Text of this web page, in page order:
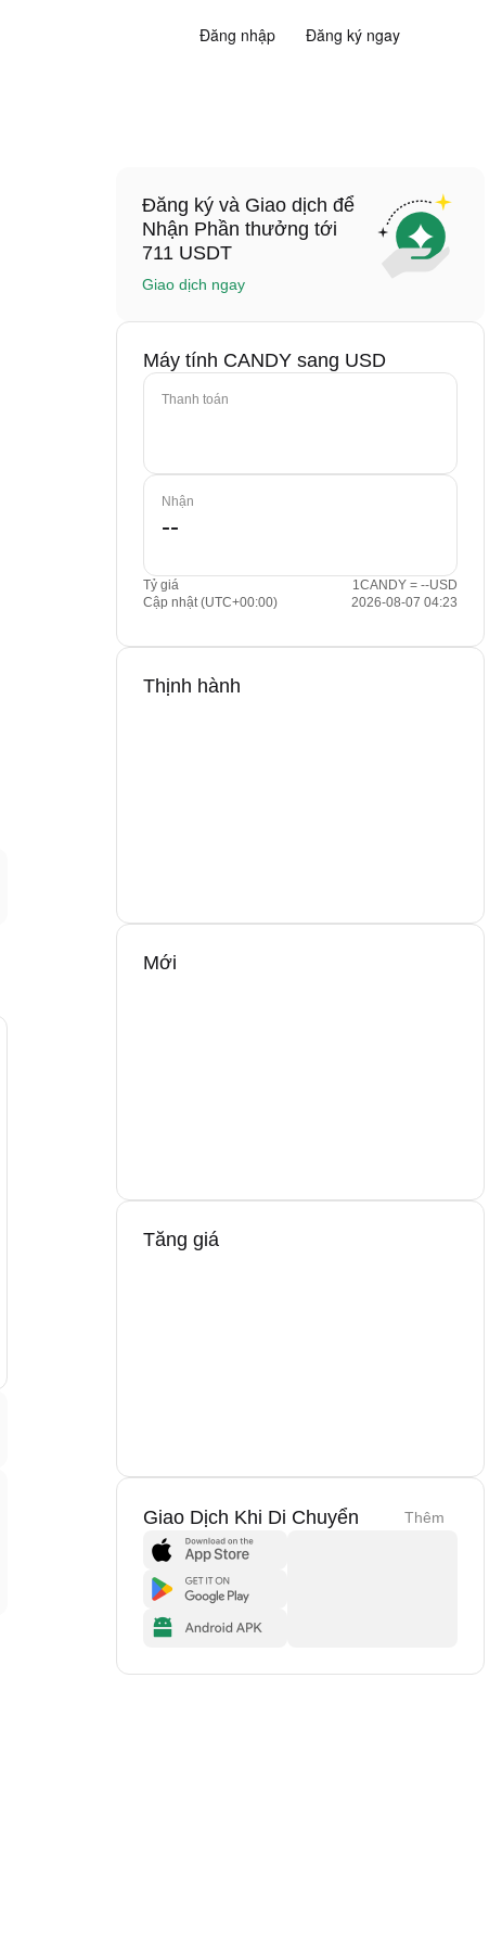
Đăng nhập Đăng ký ngay
Đăng ký và Giao dịch để
Nhận Phần thưởng tới
711 USDT
Giao dịch ngay
Máy tính CANDY sang USD
Thanh toán
Nhận
Tỷ giá
1CANDY = --USD
Cập nhật (UTC+00:00)
2026-08-07 04:23
Thịnh hành
Mới
Tăng giá
Giao Dịch Khi Di Chuyển Thêm